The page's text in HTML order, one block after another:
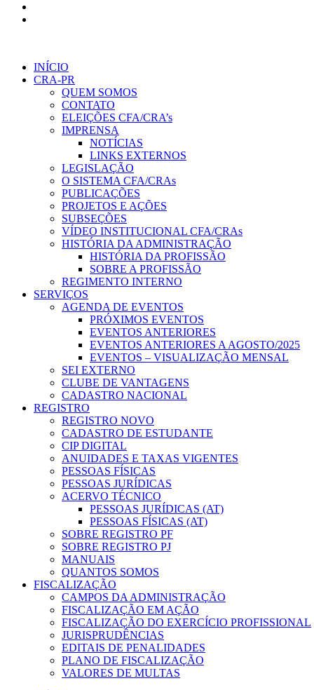
INÍCIO
CRA-PR
QUEM SOMOS
CONTATO
ELEIÇÕES CFA/CRA’s
IMPRENSA
NOTÍCIAS
LINKS EXTERNOS
LEGISLAÇÃO
O SISTEMA CFA/CRAs
PUBLICAÇÕES
PROJETOS E AÇÕES
SUBSEÇÕES
VÍDEO INSTITUCIONAL CFA/CRAs
HISTÓRIA DA ADMINISTRAÇÃO
HISTÓRIA DA PROFISSÃO
SOBRE A PROFISSÃO
REGIMENTO INTERNO
SERVIÇOS
AGENDA DE EVENTOS
PRÓXIMOS EVENTOS
EVENTOS ANTERIORES
EVENTOS ANTERIORES A AGOSTO/2025
EVENTOS – VISUALIZAÇÃO MENSAL
SEI EXTERNO
CLUBE DE VANTAGENS
CADASTRO NACIONAL
REGISTRO
REGISTRO NOVO
CADASTRO DE ESTUDANTE
CIP DIGITAL
ANUIDADES E TAXAS VIGENTES
PESSOAS FÍSICAS
PESSOAS JURÍDICAS
ACERVO TÉCNICO
PESSOAS JURÍDICAS (AT)
PESSOAS FÍSICAS (AT)
SOBRE REGISTRO PF
SOBRE REGISTRO PJ
MANUAIS
QUANTOS SOMOS
FISCALIZAÇÃO
CAMPOS DA ADMINISTRAÇÃO
FISCALIZAÇÃO EM AÇÃO
FISCALIZAÇÃO DO EXERCÍCIO PROFISSIONAL
JURISPRUDÊNCIAS
EDITAIS DE PENALIDADES
PLANO DE FISCALIZAÇÃO
VALORES DE MULTAS